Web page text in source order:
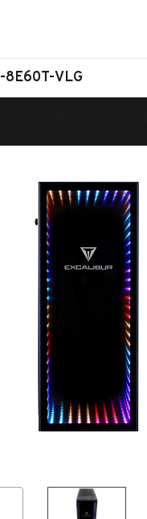
VLG